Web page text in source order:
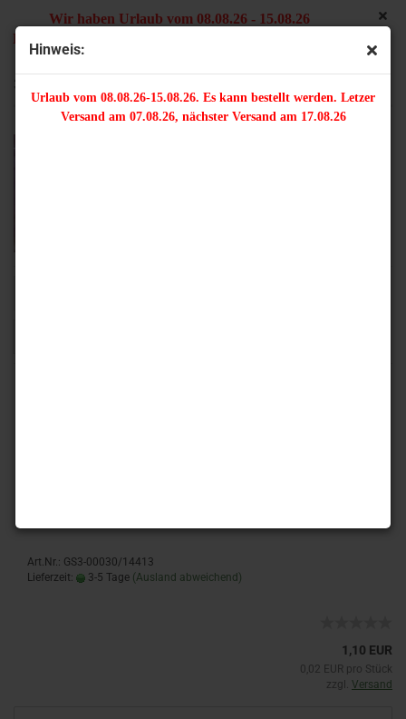
Hinweis:
Urlaub vom 08.08.26-15.08.26. Es kann bestellt werden. Letzer
Versand am 07.08.26, nächster Versand am 17.08.26
Wir haben Urlaub vom 08.08.26 - 15.08.26
Es kann bestellt werden. Letzter Versand am 07.08.26,
3 mm
Art.Nr.: GS3-00030/14413
Lieferzeit:
3-5 Tage (Ausland abweichend)
1,10 EUR
0,02 EUR pro Stück
zzgl. Versand